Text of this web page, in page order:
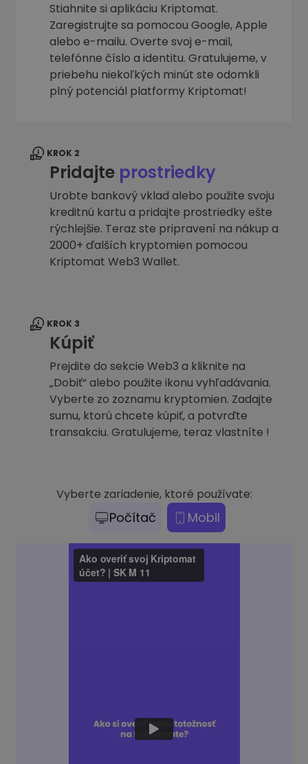
Stiahnite si aplikáciu Kriptomat.
Zaregistrujte sa pomocou Google, Apple
alebo e-mailu. Overte svoj e-mail,
telefónne číslo a identitu. Gratulujeme, v
priebehu niekoľkých minút ste odomkli
plný potenciál platformy Kriptomat!
KROK 2
Pridajte prostriedky
Urobte bankový vklad alebo použite svoju
kreditnú kartu a pridajte prostriedky ešte
rýchlejšie. Teraz ste pripravení na nákup a
2000+ ďalších kryptomien pomocou
Kriptomat Web3 Wallet.
KROK 3
Kúpiť
Prejdite do sekcie Web3 a kliknite na
„Dobiť“ alebo použite ikonu vyhľadávania.
Vyberte zo zoznamu kryptomien. Zadajte
sumu, ktorú chcete kúpiť, a potvrďte
transakciu. Gratulujeme, teraz vlastníte !
Vyberte zariadenie, ktoré používate:
Počítač Mobil